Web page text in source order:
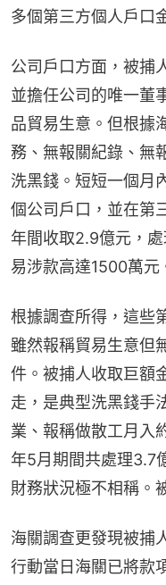
多個第三方個人戶口
公司戶口方面，被捕
並擔任公司的唯一董
品貿易生意。但根據
務、無報關紀錄、無
洗黑錢。短短一個月
個公司戶口，並在第
年間收取2.9億元，
易涉款高達1500萬元
根據調查所得，這些
雖然報稱貿易生意但
件。被捕人收取巨額
走，是典型洗黑錢手
業、報稱做散工月入
年5月期間共處理3.7
財務狀況極不相稱。
海關調查更發現被捕
行動當日海關已將款